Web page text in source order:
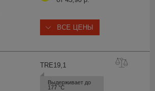
ВСЕ ЦЕНЫ
TRE19,1
Выдерживает до
177 °С